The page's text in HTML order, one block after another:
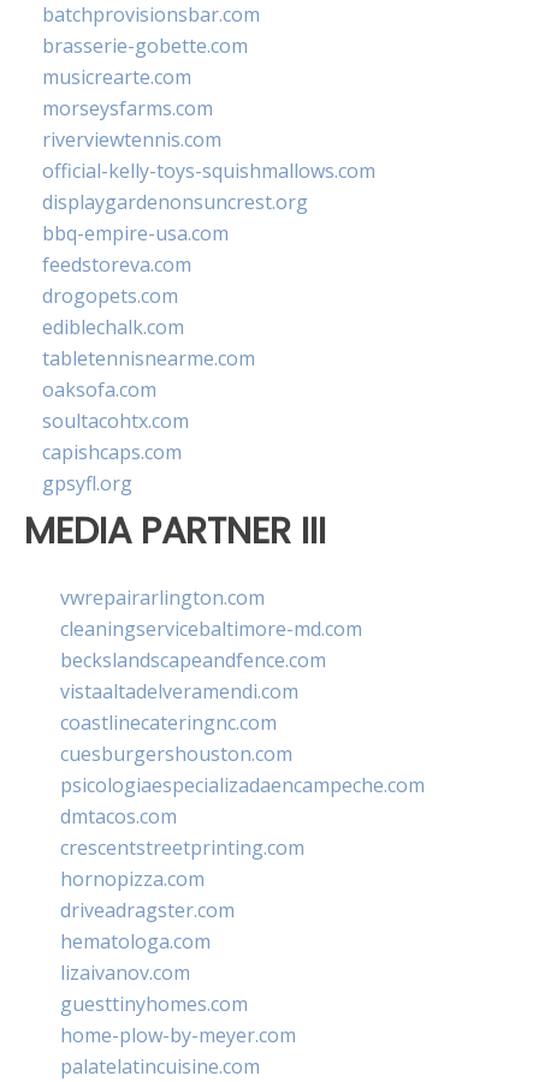
batchprovisionsbar.com
brasserie-gobette.com
musicrearte.com
morseysfarms.com
riverviewtennis.com
official-kelly-toys-squishmallows.com
displaygardenonsuncrest.org
bbq-empire-usa.com
feedstoreva.com
drogopets.com
ediblechalk.com
tabletennisnearme.com
oaksofa.com
soultacohtx.com
capishcaps.com
gpsyfl.org
MEDIA PARTNER III
vwrepairarlington.com
cleaningservicebaltimore-md.com
beckslandscapeandfence.com
vistaaltadelveramendi.com
coastlinecateringnc.com
cuesburgershouston.com
psicologiaespecializadaencampeche.com
dmtacos.com
crescentstreetprinting.com
hornopizza.com
driveadragster.com
hematologa.com
lizaivanov.com
guesttinyhomes.com
home-plow-by-meyer.com
palatelatincuisine.com